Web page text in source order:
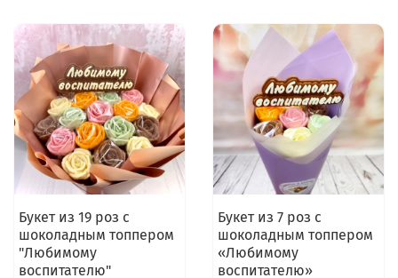
Букет из 19 роз с
шоколадным топпером
"Любимому
воспитателю"
Букет из 7 роз с
шоколадным топпером
«Любимому
воспитателю»